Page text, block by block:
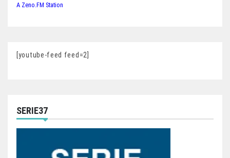
A Zeno.FM Station
[youtube-feed feed=2]
SERIE37